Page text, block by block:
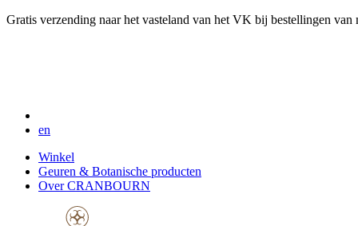
Gratis verzending naar het vasteland van het VK bij bestellingen van
en
Winkel
Geuren & Botanische producten
Over CRANBOURN